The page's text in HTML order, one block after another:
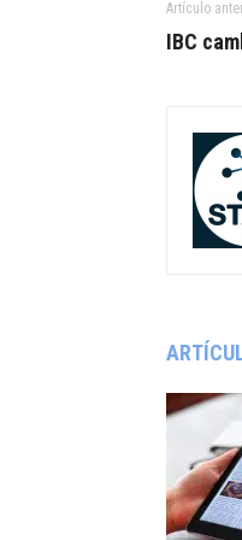
Artículo
IBC